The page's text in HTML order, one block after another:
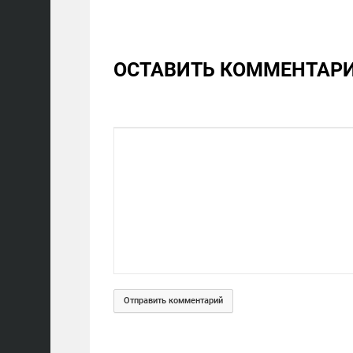
ОСТАВИТЬ
Отправить комментарий